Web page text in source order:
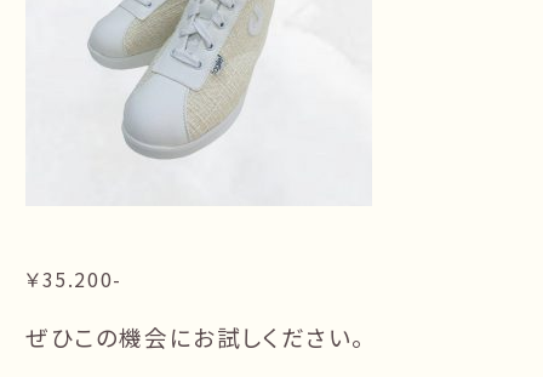
￥35.200-
ぜひこの機会にお試しください。